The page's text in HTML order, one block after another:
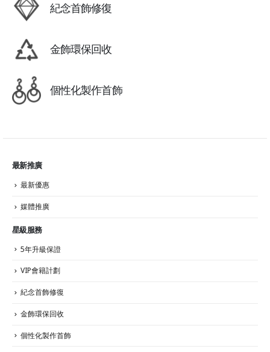
紀念首飾修復
金飾環保回收
個性化製作首飾
最新推廣
最新優惠
媒體推廣
星級服務
5年升級保證
VIP會籍計劃
紀念首飾修復
金飾環保回收
個性化製作首飾